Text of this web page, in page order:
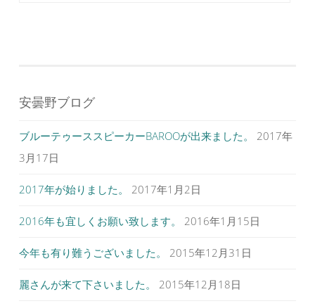
安曇野ブログ
ブルーテゥーススピーカーBAROOが出来ました。
2017年
3月17日
2017年が始りました。 2017年1月2日
2016年も宜しくお願い致します。 2016年1月15日
今年も有り難うございました。 2015年12月31日
麗さんが来て下さいました。 2015年12月18日